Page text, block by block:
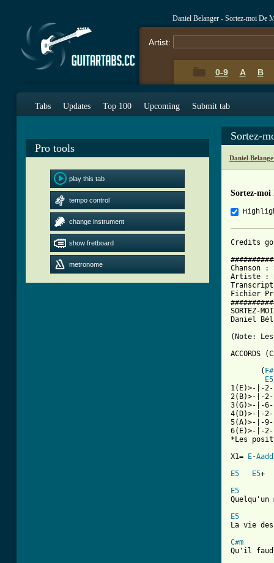
Daniel Belanger - Sortez-moi De
Artist:
0-9 A B
Tabs Updates Top 100 Upcoming Submit tab
Pro tools
play this tab
tempo control
change instrument
show fretboard
metronome
Sortez-
Daniel
Sortez-moi
Credits
Chanson
Artiste :
Fichier
SORTEZ-
Daniel
(Note:
       (
E5
1(E)>-|-
2(B)>-|-
3(G)>-|-
4(D)>-|-
5(A)>-|-
6(E)>-|-
*Les
X1=
E-
E5
E5
E5
E5
La vie
C#m
Qu'il